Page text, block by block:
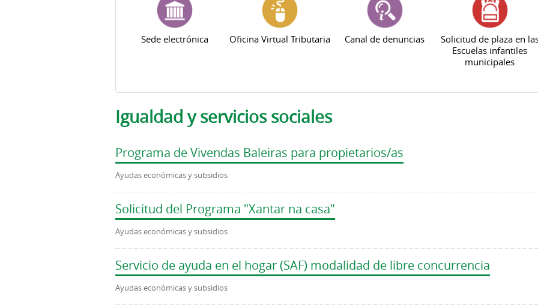
Sede electrónica Oficina Virtual Tributaria Canal de denuncias
Solicitud de plaza en
Escuelas infantiles
municipales
Igualdad y servicios sociales
Programa de Vivendas Baleiras para propietarios/as
Ayudas económicas y subsidios
Solicitud del Programa "Xantar na casa"
Ayudas económicas y subsidios
Servicio de ayuda en el hogar (SAF) modalidad de libre concurrencia
Ayudas económicas y subsidios